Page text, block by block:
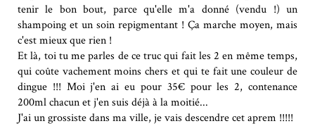
tenir le bon bout, parce qu'elle m'a donné (vendu !) un
shampoing et un soin repigmentant ! Ça marche moyen, mais
c'est mieux que rien !
Et là, toi tu me parles de ce truc qui fait les 2 en même temps,
qui coûte vachement moins chers et qui te fait une couleur de
dingue !!! Moi j'en ai eu pour 35€ pour les 2, contenance
200ml chacun et j'en suis déjà à la moitié...
J'ai un grossiste dans ma ville, je vais descendre cet aprem !!!!!